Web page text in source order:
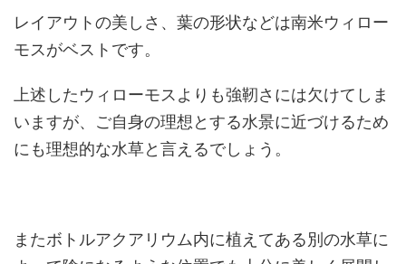
レイアウトの美しさ、葉の形状などは南米ウィロー
モスがベストです。
上述したウィローモスよりも強靭さには欠けてしま
いますが、ご自身の理想とする水景に近づけるため
にも理想的な水草と言えるでしょう。
またボトルアクアリウム内に植えてある別の水草に